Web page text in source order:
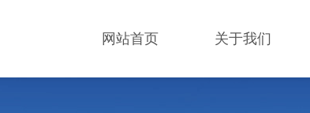
网站首页 关于我们